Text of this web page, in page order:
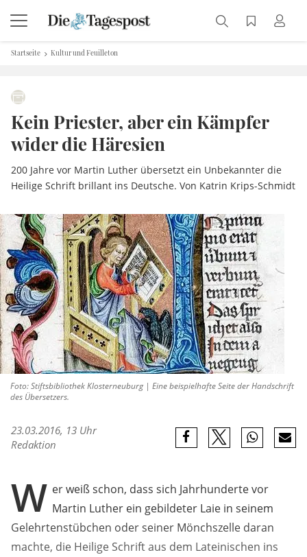
Startseite Kultur und Feuilleton
Kein Priester, aber ein Kämpfer
wider die Häresien
200 Jahre vor Martin Luther übersetzt ein Unbekannter die
Heilige Schrift brillant ins Deutsche. Von Katrin Krips-Schmidt
Foto: Stiftsbibliothek Klosterneuburg | Eine beispielhafte Seite der Handschrift
des Übersetzers.
23.03.2016, 13 Uhr
Redaktion
W er weiß schon, dass sich Jahrhunderte vor
Martin Luther ein gebildeter Laie in seinem
Gelehrtenstübchen oder seiner Mönchszelle daran
machte, die Heilige Schrift aus dem Lateinischen ins